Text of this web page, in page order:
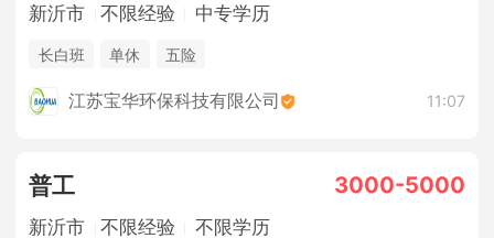
新沂市 不限经验 中专学历
长白班 单休 五险
江苏宝华环保科技有限公司 11:07
普工 3000-5000
新沂市 不限经验 不限学历